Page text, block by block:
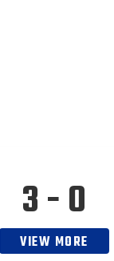
3 - 0
VIEW MORE